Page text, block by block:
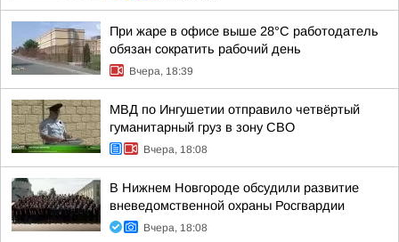
При жаре в офисе выше 28°C работодатель
обязан сократить рабочий день
Вчера, 18:39
МВД по Ингушетии отправило четвёртый
гуманитарный груз в зону СВО
Вчера, 18:08
В Нижнем Новгороде обсудили развитие
вневедомственной охраны Росгвардии
Вчера, 18:08